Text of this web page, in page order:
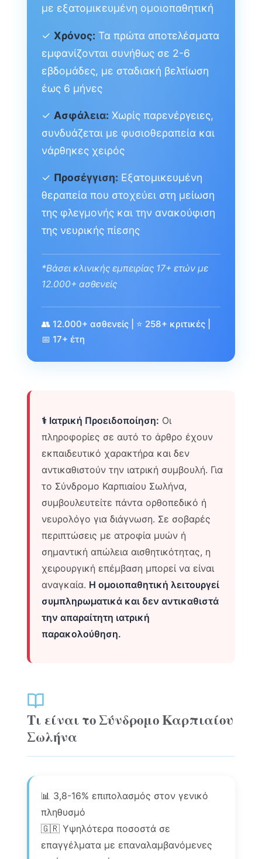
με εξατομικευμένη ομοιοπαθητική
✓Χρόνος: Τα πρώτα αποτελέσματα
εμφανίζονται συνήθως σε 2-6
εβδομάδες, με σταδιακή βελτίωση
έως 6 μήνες
✓ Ασφάλεια: Χωρίς παρενέργειες,
συνδυάζεται με φυσιοθεραπεία και
νάρθηκες χειρός
✓ Προσέγγιση: Εξατομικευμένη
θεραπεία που στοχεύει στη μείωση
της φλεγμονής και την ανακούφιση
της νευρικής πίεσης
*Βάσει κλινικής εμπειρίας 17+ ετών με
12.000+ ασθενείς
👥 12.000+ ασθενείς | ⭐ 258+ κριτικές |
📅 17+ έτη
⚕️ Ιατρική Προειδοποίηση: Οι
πληροφορίες σε αυτό το άρθρο έχουν
εκπαιδευτικό χαρακτήρα και δεν
αντικαθιστούν την ιατρική συμβουλή. Για
το Σύνδρομο Καρπιαίου Σωλήνα,
συμβουλευτείτε πάντα ορθοπεδικό ή
νευρολόγο για διάγνωση. Σε σοβαρές
περιπτώσεις με ατροφία μυών ή
σημαντική απώλεια αισθητικότητας, η
χειρουργική επέμβαση μπορεί να είναι
αναγκαία. Η ομοιοπαθητική λειτουργεί
συμπληρωματικά και δεν αντικαθιστά
την απαραίτητη ιατρική
παρακολούθηση.
Τι είναι το Σύνδρομο Καρπιαίου
Σωλήνα
📊 3,8-16% επιπολασμός στον γενικό
πληθυσμό
🇬🇷 Υψηλότερα ποσοστά σε
επαγγέλματα με επαναλαμβανόμενες